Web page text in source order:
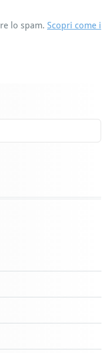
lo spam. Scopri come i